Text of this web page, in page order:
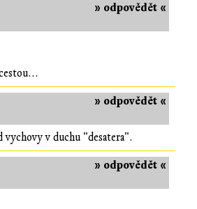
» odpovědět «
» odpovědět «
v duchu "desatera".
» odpovědět «